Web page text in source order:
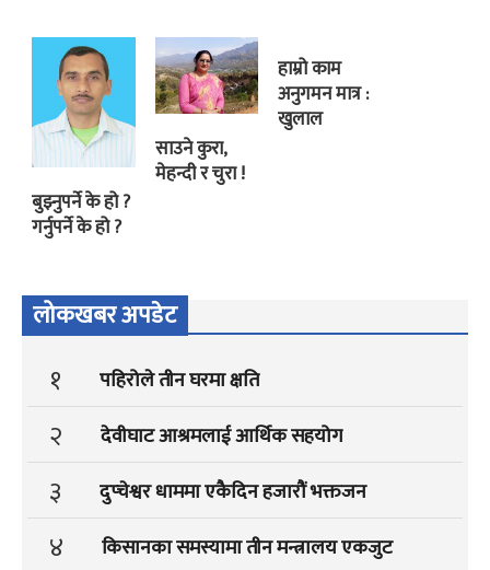
बुझ्नुपर्ने के हो ?
गर्नुपर्ने के हो ?
साउने कुरा,
मेहन्दी र चुरा !
हाम्रो काम
अनुगमन मात्र :
खुलाल
लोकखबर अपडेट
१ पहिरोले तीन घरमा क्षति
२ देवीघाट आश्रमलाई आर्थिक सहयोग
३ दुप्चेश्वर धाममा एकैदिन हजारौं भक्तजन
४ किसानका समस्यामा तीन मन्त्रालय एकजुट